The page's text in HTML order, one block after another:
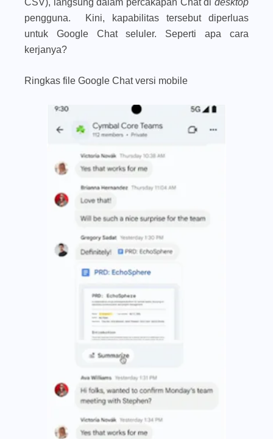
pengguna. Kini, kapabilitas tersebut diperluas
untuk Google Chat seluler. Seperti apa cara
kerjanya?
Ringkas file Google Chat versi mobile